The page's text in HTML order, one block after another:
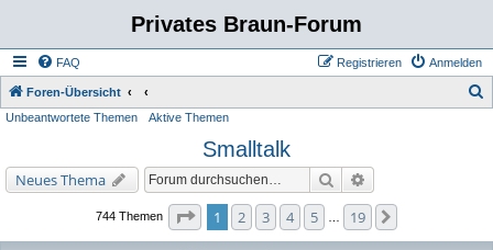
Privates Braun-Forum
FAQ Anmelden
Registrieren
Foren-Übersicht
Unbeantwortete Themen Aktive Themen
Smalltalk
Neues Thema Suche
744 Themen Seite von
1 2 3 4 5 19